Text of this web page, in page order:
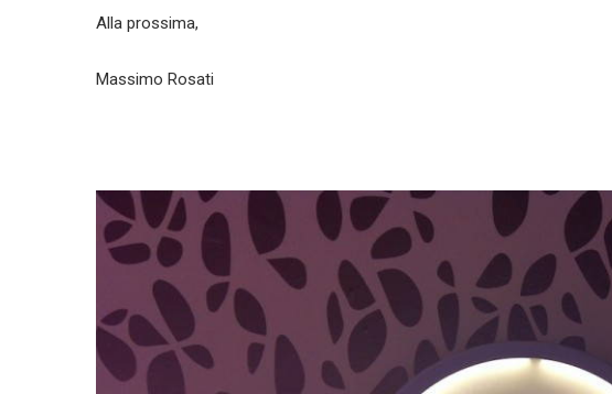
Alla prossima,
Massimo Rosati